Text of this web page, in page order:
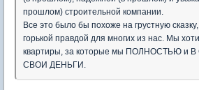
прошлом) строительной компании.
Все это было бы похоже на грустную
горькой правдой для многих из нас. Мы
квартиры, за которые мы ПОЛНОСТЬЮ и В
СВОИ ДЕНЬГИ.